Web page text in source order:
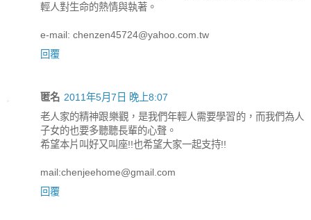
輕人對生命的熱情與執著。
e-mail: chenzen45724@yahoo.com.tw
回覆
匿名 2011年5月7日 晚上8:07
老人家的精神跟樂觀，是我們年輕人需要學習的，而我們為人
子女的也要多聽聽長輩的心聲。
希望本片叫好又叫座!!也希望大家一起支持!!
mail:chenjeehome@gmail.com
回覆